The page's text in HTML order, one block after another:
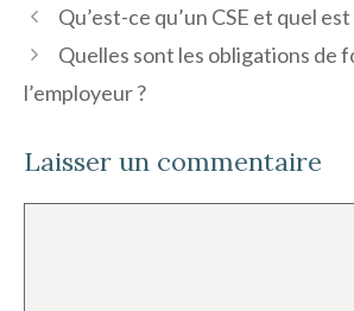
de contrat ?
Qu’est-ce qu’un CSE et quel
Quelles sont les obligations de
l’employeur ?
Laisser un commentaire